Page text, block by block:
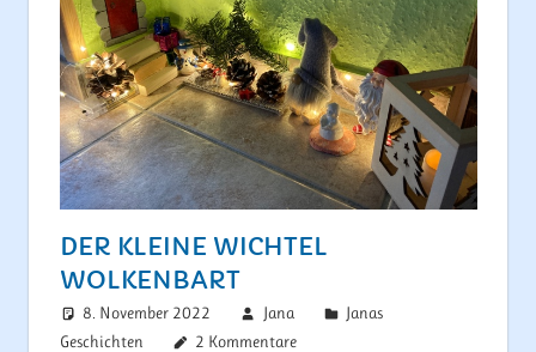
DER KLEINE WICHTEL
WOLKENBART
8. November 2022 Jana
Janas
Geschichten
2 Kommentare